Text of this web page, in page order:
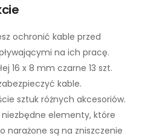
ochronić kable przed
na ich pracę.
16 x 8 mm czarne 13 szt.
kable.
sztuk różnych akcesoriów.
elementy, które
narażone są na zniszczenie